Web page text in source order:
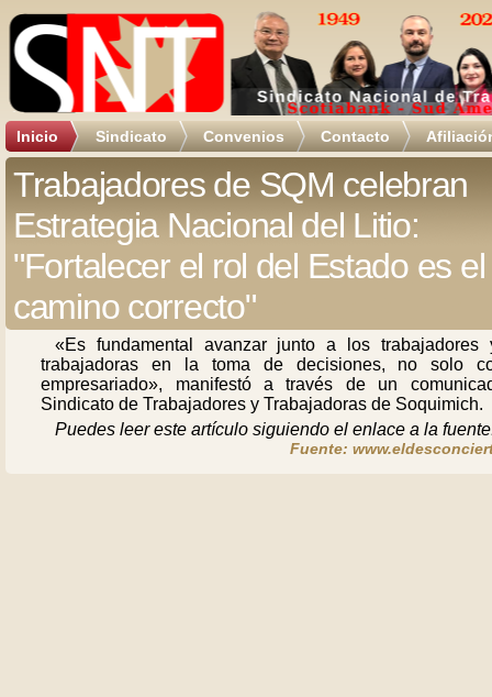
Inicio Sindicato Convenios Contacto
Trabajadores de SQM celebran
Estrategia Nacional del Litio:
"Fortalecer el rol del Estado es el
camino correcto"
«Es fundamental avanzar junto a los trabajadores
trabajadoras en la toma de decisiones, no solo
empresariado», manifestó a través de un
Sindicato de Trabajadores y Trabajadoras de Soquimich.
Puedes leer este artículo siguiendo el enlace a la
Fuente: